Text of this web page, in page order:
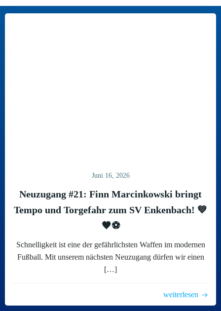
Juni 16, 2026
Neuzugang #21: Finn Marcinkowski bringt
Tempo und Torgefahr zum SV Enkenbach! 💙
🖤⚽
Schnelligkeit ist eine der gefährlichsten Waffen im modernen
Fußball. Mit unserem nächsten Neuzugang dürfen wir einen
[…]
weiterlesen